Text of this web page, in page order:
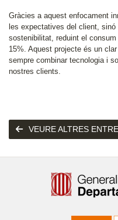
Gràcies a aquest enfocament
les expectatives del client,
sostenibilitat, reduint el
15%. Aquest projecte és un
sempre combinar tecnologia i
nostres clients.
VEURE ALTRES